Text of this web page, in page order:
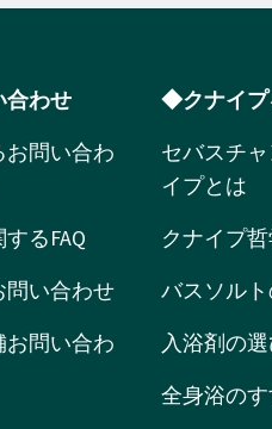
わせ
お問い合わ
るFAQ
問い合わせ
お問い合わ
◆クナイプ
セバスチ
イプとは
クナイプ
バスソル
入浴剤の
全身浴の